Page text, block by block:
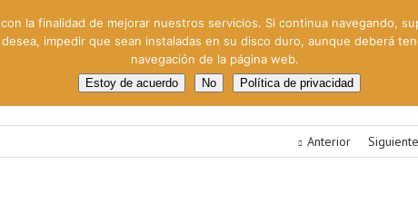
Gestión Cinematográfica Otros servicios
Anterior Siguiente
la finalidad de mejorar nuestros servicios. Si continua navegando,
impedir que sean instaladas en su disco duro, aunque deberá
navegación de la página web.
Estoy de acuerdo No Política de privacidad